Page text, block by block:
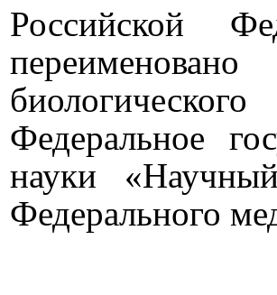
Российской
Федеральное
науки
Федерального